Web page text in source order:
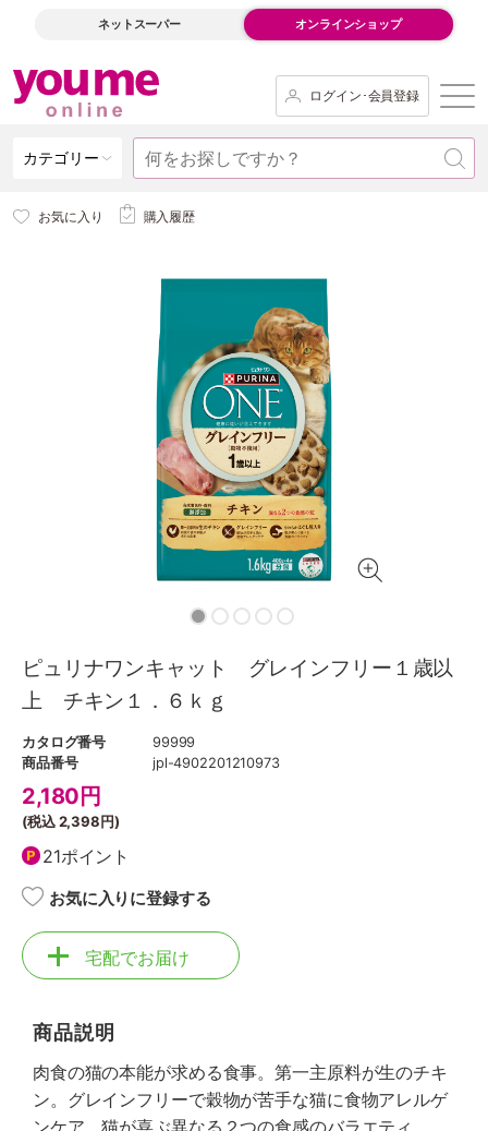
ネットスーパー オンラインショップ
ログイン･会員登録
カテゴリー
お気に入り 購入履歴
ピュリナワンキャット グレインフリー１歳以
上 チキン１．６ｋｇ
カタログ番号
99999
商品番号
jpl-4902201210973
2,180 円
(税込2,398円)
21ポイント
お気に入りに登録する
宅配でお届け
商品説明
肉食の猫の本能が求める食事。第一主原料が生のチキ
ン。グレインフリーで穀物が苦手な猫に食物アレルゲ
ンケア。猫が喜ぶ異なる２つの食感のバラエティ。